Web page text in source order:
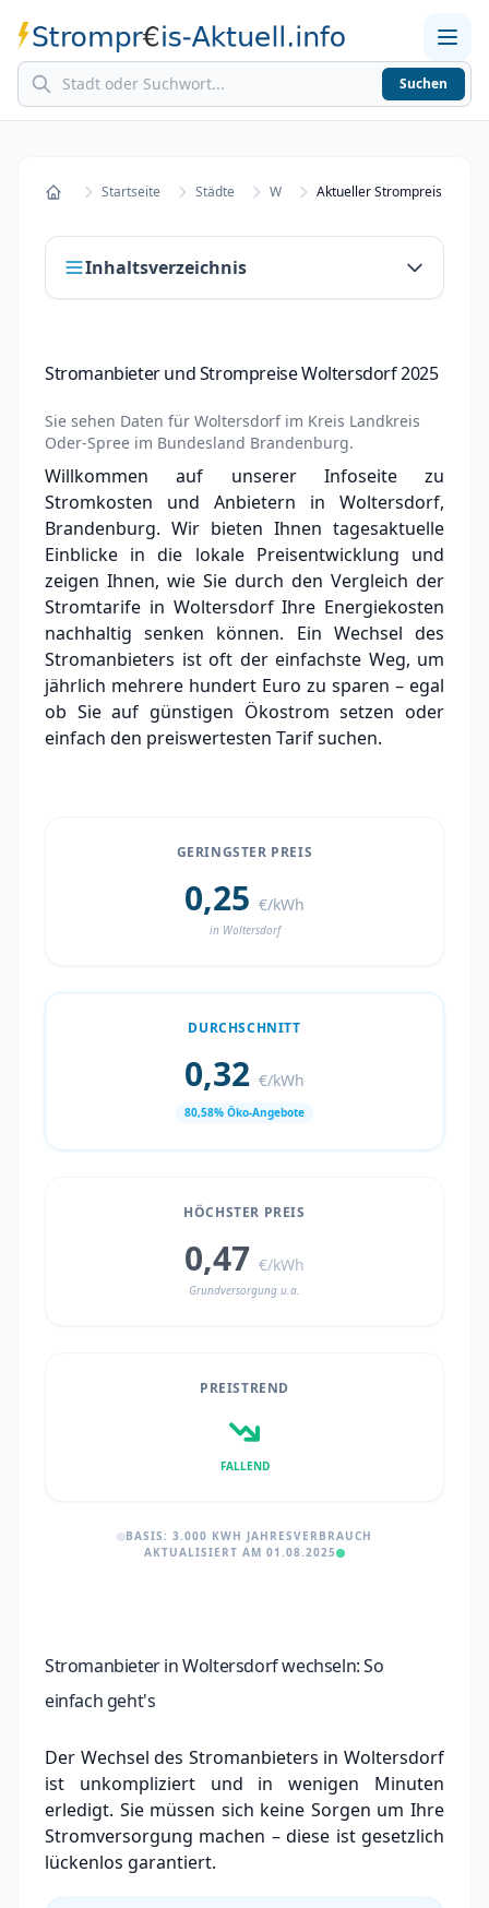
Home
Stromkosten berechnen
Suchen
StartseiteStartseite Städte W Aktueller Strompreis in
Inhaltsverzeichnis
2025
Stromanbieter wechseln in Woltersdorf
Strompreisvergleich Woltersdorf 2025
Grundversorger Woltersdorf
Experten-Analyse: Strommarkt in Woltersdorf
Aktueller Strompreis in Woltersdorf
Stromanbieter in der Nähe von Woltersdorf
Ortsteile in Woltersdorf
Stromanbieter und Strompreise Woltersdorf 2025
Sie sehen Daten für Woltersdorfim Kreis Landkreis
Oder-Spree im Bundesland Brandenburg.
Willkommen auf unserer Infoseite zu
Stromkosten und Anbietern in Woltersdorf,
Brandenburg. Wir bieten Ihnen tagesaktuelle
Einblicke in die lokale Preisentwicklung und
zeigen Ihnen, wie Sie durch den Vergleich der
Stromtarife in Woltersdorf Ihre Energiekosten
nachhaltig senken können. Ein Wechsel des
Stromanbieters ist oft der einfachste Weg, um
jährlich mehrere hundert Euro zu sparen – egal
ob Sie auf günstigen Ökostrom setzen oder
einfach den preiswertesten Tarif suchen.
GERINGSTER PREIS
0,25 €/kWh
in Woltersdorf
DURCHSCHNITT
0,32 €/kWh
80,58% Öko-Angebote
HÖCHSTER PREIS
0,47 €/kWh
Grundversorgung u.a.
PREISTREND
FALLEND
BASIS: 3.000 KWH JAHRESVERBRAUCH
AKTUALISIERT AM 01.08.2025
Stromanbieter in Woltersdorf wechseln: So
einfach geht's
Der Wechsel des Stromanbieters in Woltersdorf
ist unkompliziert und in wenigen Minuten
erledigt. Sie müssen sich keine Sorgen um Ihre
Stromversorgung machen – diese ist gesetzlich
lückenlos garantiert.